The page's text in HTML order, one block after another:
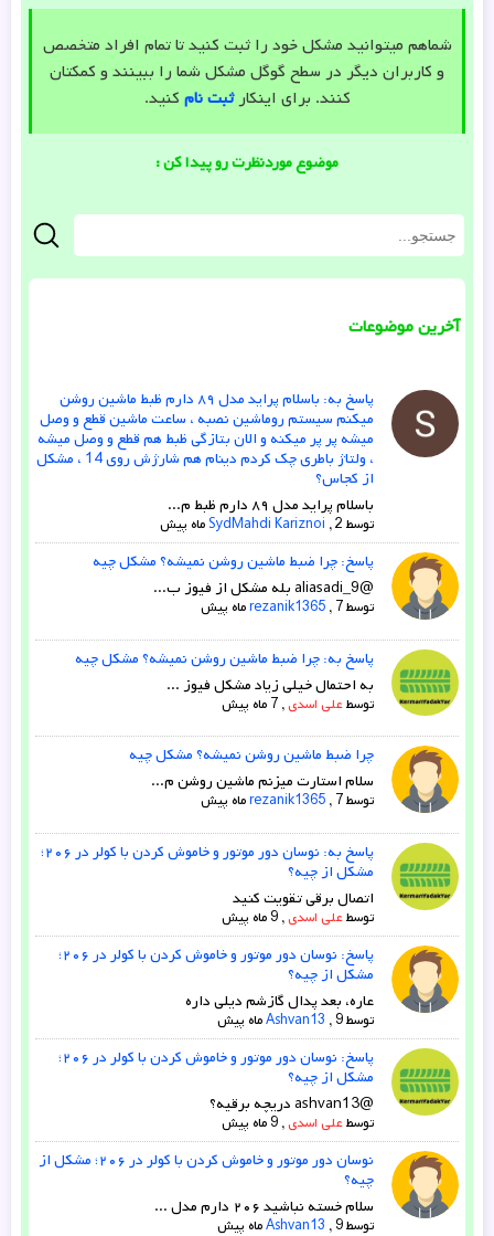
شماهم میتوانید مشکل خود را ثبت کنید تا تمام افراد متخصص
و کاربران دیگر در سطح گوگل مشکل شما را ببینند و کمکتان
کنند. برای اینکارثبت نام کنید.
موضوع موردنظرت رو پیدا کن :
آخرین موضوعات
پاسخ به: باسلام پراید مدل ۸۹ دارم ظبط ماشین روشن
میکنم سیستم روماشین نصبه ، ساعت ماشین قطع و وصل
میشه پر پر میکنه و الان بتازگی ظبط هم قطع و وصل میشه
، ولتاژ باطری چک کردم دینام هم شارژش روی 14 ، مشکل
از کجاس؟
باسلام پراید مدل ۸۹ دارم ظبط م...
توسط SydMahdi Kariznoi ,2 ماه پیش
پاسخ: چرا ضبط ماشین روشن نمیشه؟ مشکل چیه
@aliasadi_9 بله مشکل از فیوز ب...
توسط rezanik1365 , 7 ماه پیش
پاسخ به: چرا ضبط ماشین روشن نمیشه؟ مشکل چیه
به احتمال خیلی زیاد مشکل فیوز ...
توسطعلی اسدی, 7 ماه پیش
چرا ضبط ماشین روشن نمیشه؟ مشکل چیه
سلام استارت میزنم ماشین روشن م...
توسط rezanik1365 , 7 ماه پیش
پاسخ به: نوسان دور موتور و خاموش کردن با کولر در ۲۰۶؛
مشکل از چیه؟
اتصال برقی تقویت کنید
توسطعلی اسدی, 9 ماه پیش
پاسخ: نوسان دور موتور و خاموش کردن با کولر در ۲۰۶؛
مشکل از چیه؟
عاره، بعد پدال گازشم دیلی داره
توسط Ashvan13 , 9 ماه پیش
پاسخ: نوسان دور موتور و خاموش کردن با کولر در ۲۰۶؛
مشکل از چیه؟
@ashvan13 دریچه برقیه؟
توسطعلی اسدی, 9 ماه پیش
نوسان دور موتور و خاموش کردن با کولر در ۲۰۶؛ مشکل از
چیه؟
سلام خسته نباشید ۲۰۶ دارم مدل ...
توسط Ashvan13 , 9 ماه پیش